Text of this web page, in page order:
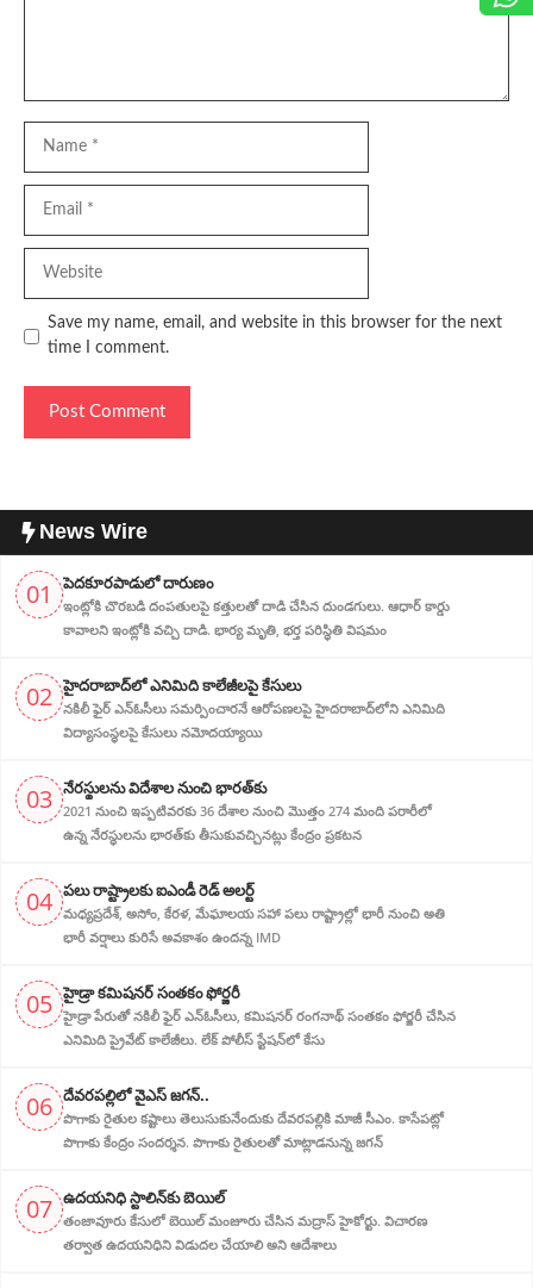
Save my name, email, and website in this browser for the next
time I comment.
News Wire
01 పెదకూరపాడులో దారుణం
ఇంట్లోకి చొరబడి దంపతులపై కత్తులతో దాడి చేసిన దుండగులు. ఆధార్ కార్డు
కావాలని ఇంట్లోకి వచ్చి దాడి. భార్య మృతి, భర్త పరిస్థితి విషమం
02 హైదరాబాద్‌లో ఎనిమిది కాలేజీలపై కేసులు
నకిలీ ఫైర్ ఎన్‌ఓసీలు సమర్పించారనే ఆరోపణలపై హైదరాబాద్‌లోని ఎనిమిది
విద్యాసంస్థలపై కేసులు నమోదయ్యాయి
03 నేరస్థులను విదేశాల నుంచి భారత్‌కు
2021 నుంచి ఇప్పటివరకు 36 దేశాల నుంచి మొత్తం 274 మంది పరారీలో
ఉన్న నేరస్థులను భారత్‌కు తీసుకువచ్చినట్లు కేంద్రం ప్రకటన
04 పలు రాష్ట్రాలకు ఐఎండీ రెడ్ అలర్ట్
మధ్యప్రదేశ్, అసోం, కేరళ, మేఘాలయ సహా పలు రాష్ట్రాల్లో భారీ నుంచి అతి
భారీ వర్షాలు కురిసే అవకాశం ఉందన్న IMD
05 హైడ్రా కమిషనర్ సంతకం ఫోర్జరీ
హైడ్రా పేరుతో నకిలీ ఫైర్ ఎన్ఓసీలు, క‌మిష‌న‌ర్ రంగనాథ్ సంతకం ఫోర్జరీ చేసిన
ఎనిమిది ప్రైవేట్ కాలేజీలు. లేక్ పోలీస్ స్టేషన్‌లో కేసు
06 దేవరపల్లిలో వైఎస్ జగన్..
పొగాకు రైతుల క‌ష్టాలు తెలుసుకునేందుకు దేవ‌ర‌ప‌ల్లికి మాజీ సీఎం. కాసేపట్లో
పొగాకు కేంద్రం సందర్శన‌. పొగాకు రైతుల‌తో మాట్లాడ‌నున్న జగన్
07 ఉదయనిధి స్టాలిన్‌కు బెయిల్‌
తంజావూరు కేసులో బెయిల్ మంజూరు చేసిన మద్రాస్ హైకోర్టు. విచారణ
తర్వాత ఉదయనిధిని‌ విడుదల చేయాలి అని ఆదేశాలు